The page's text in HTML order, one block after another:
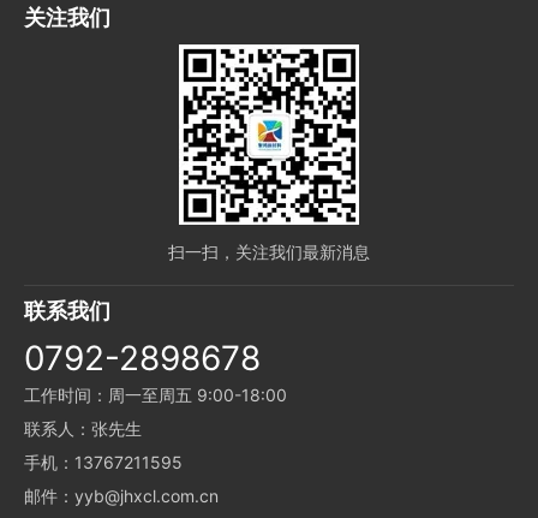
关注我们
扫一扫，关注我们最新消息
联系我们
0792-2898678
工作时间：周一至周五 9:00-18:00
联系人：张先生
手机：13767211595
邮件：yyb@jhxcl.com.cn